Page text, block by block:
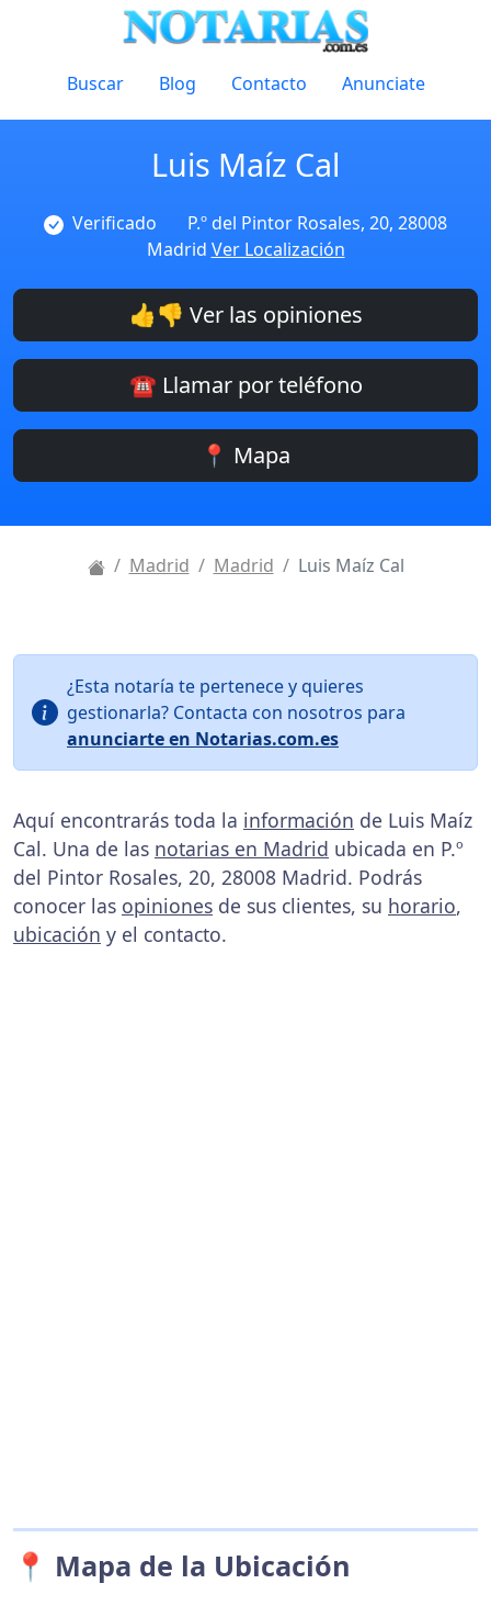
Buscar Blog Contacto Anunciate
Luis Maíz Cal
Verificado
P.º del Pintor Rosales, 20, 28008
Madrid Ver Localización
👍👎 Ver las opiniones
☎️ Llamar por teléfono
📍 Mapa
Madrid Madrid Luis Maíz Cal
¿Esta notaría te pertenece y quieres
gestionarla? Contacta con nosotros para
anunciarte en Notarias.com.es
Aquí encontrarás toda la información de Luis Maíz
Cal. Una de las notarias en Madrid ubicada en P.º
del Pintor Rosales, 20, 28008 Madrid. Podrás
conocer las opiniones de sus clientes, su horario,
ubicación y el contacto.
📍 Mapa de la Ubicación